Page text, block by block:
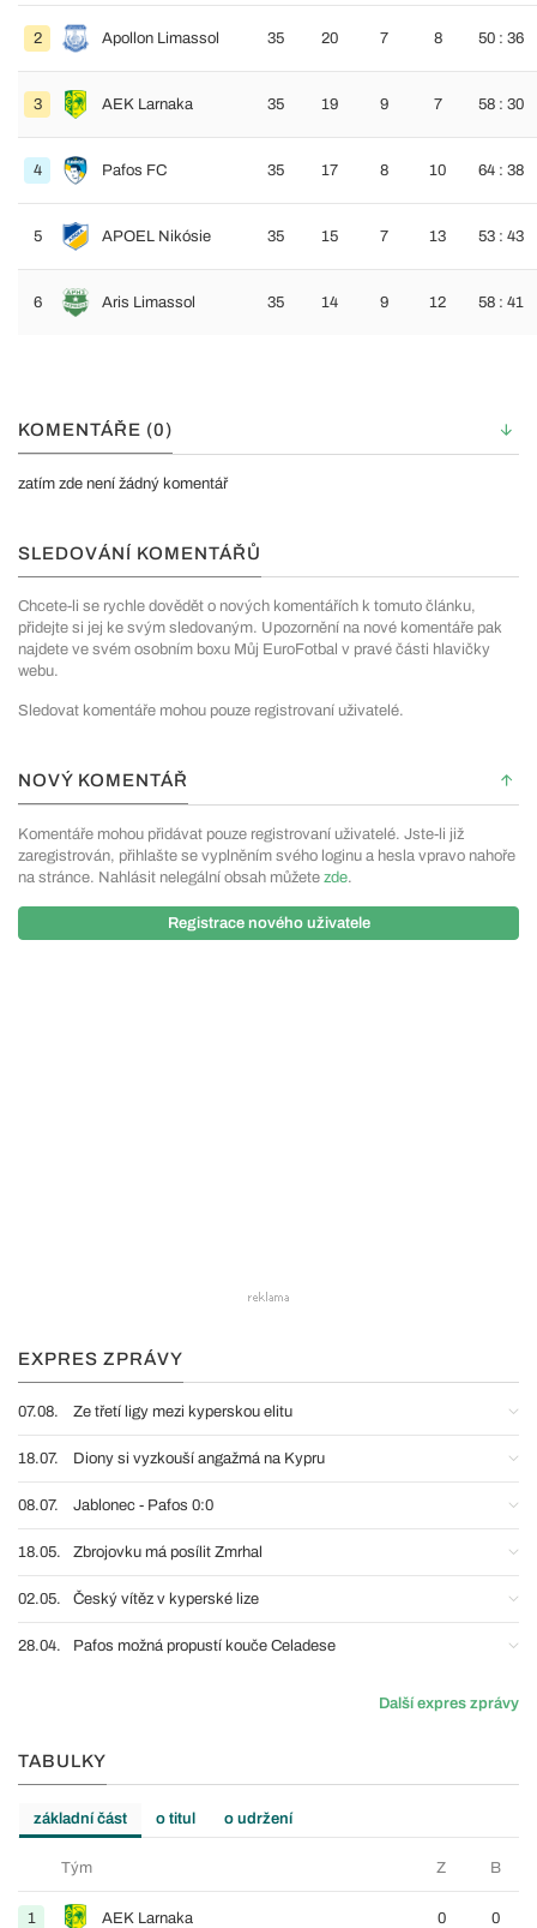
2 Apollon Limassol 35 20 7 8 50 : 36
3 AEK Larnaka 35 19 9 7 58 : 30
4 Pafos FC 35 17 8 10 64 : 38
5 APOEL Nikósie 35 15 7 13 53 : 43
6 Aris Limassol 35 14 9 12 58 : 41
KOMENTÁŘE (0)
zatím zde není žádný komentář
SLEDOVÁNÍ KOMENTÁŘŮ
Chcete-li se rychle dovědět o nových komentářích k tomuto článku,
přidejte si jej ke svým sledovaným. Upozornění na nové komentáře pak
najdete ve svém osobním boxu Můj EuroFotbal v pravé části hlavičky
webu.
Sledovat komentáře mohou pouze registrovaní uživatelé.
NOVÝ KOMENTÁŘ
Komentáře mohou přidávat pouze registrovaní uživatelé. Jste-li již
zaregistrován, přihlašte se vyplněním svého loginu a hesla vpravo nahoře
na stránce. Nahlásit nelegální obsah můžete zde.
Registrace nového uživatele
EXPRES ZPRÁVY
07.08. Ze třetí ligy mezi kyperskou elitu
18.07. Diony si vyzkouší angažmá na Kypru
08.07. Jablonec - Pafos 0:0
18.05. Zbrojovku má posílit Zmrhal
02.05. Český vítěz v kyperské lize
28.04. Pafos možná propustí kouče Celadese
Další expres zprávy
TABULKY
základní část o titul o udržení
Tým Z B
1 AEK Larnaka 0 0